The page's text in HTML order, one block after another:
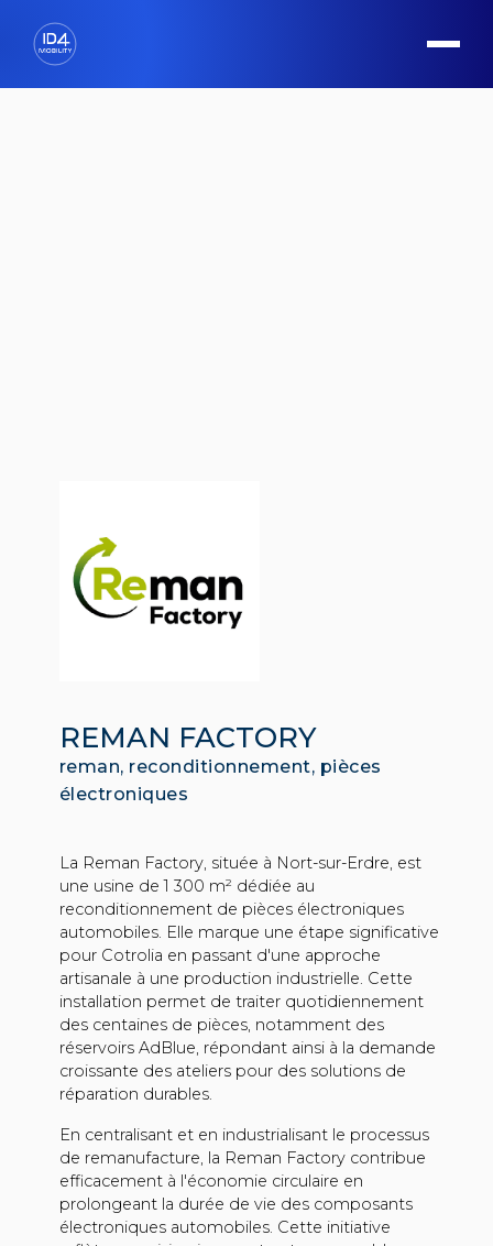
REMAN FACTORY
reman, reconditionnement, pièces
électroniques
La Reman Factory, située à Nort-sur-Erdre, est
une usine de 1 300 m² dédiée au
reconditionnement de pièces électroniques
automobiles. Elle marque une étape significative
pour Cotrolia en passant d'une approche
artisanale à une production industrielle. Cette
installation permet de traiter quotidiennement
des centaines de pièces, notamment des
réservoirs AdBlue, répondant ainsi à la demande
croissante des ateliers pour des solutions de
réparation durables.
En centralisant et en industrialisant le processus
de remanufacture, la Reman Factory contribue
efficacement à l'économie circulaire en
prolongeant la durée de vie des composants
électroniques automobiles. Cette initiative